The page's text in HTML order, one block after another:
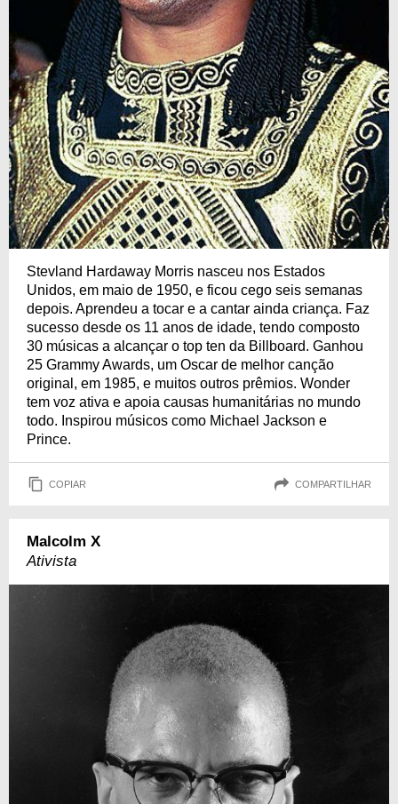
Stevland Hardaway Morris nasceu nos Estados
Unidos, em maio de 1950, e ficou cego seis semanas
depois. Aprendeu a tocar e a cantar ainda criança. Faz
sucesso desde os 11 anos de idade, tendo composto
30 músicas a alcançar o top ten da Billboard. Ganhou
25 Grammy Awards, um Oscar de melhor canção
original, em 1985, e muitos outros prêmios. Wonder
tem voz ativa e apoia causas humanitárias no mundo
todo. Inspirou músicos como Michael Jackson e
Prince.
COPIAR COMPARTILHAR
Malcolm X
Ativista